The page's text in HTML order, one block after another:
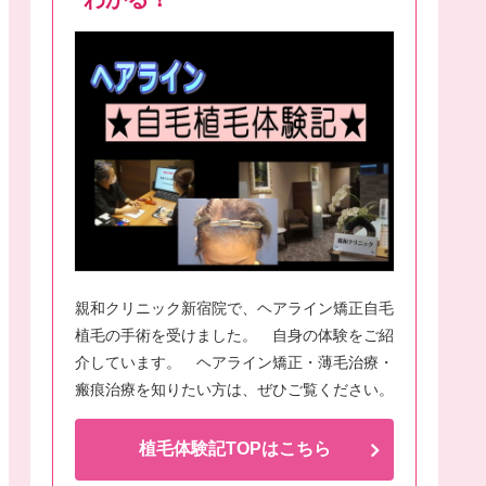
親和クリニック新宿院で、ヘアライン矯正自毛
植毛の手術を受けました。 自身の体験をご紹
介しています。 ヘアライン矯正・薄毛治療・
瘢痕治療を知りたい方は、ぜひご覧ください。
植毛体験記TOPはこちら